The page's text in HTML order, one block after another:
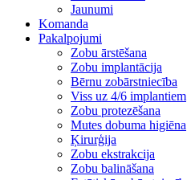
Jaunumi
Komanda
Pakalpojumi
Zobu ārstēšana
Zobu implantācija
Bērnu zobārstniecība
Viss uz 4/6 implantiem
Zobu protezēšana
Mutes dobuma higiēna
Ķirurģija
Zobu ekstrakcija
Zobu balināšana